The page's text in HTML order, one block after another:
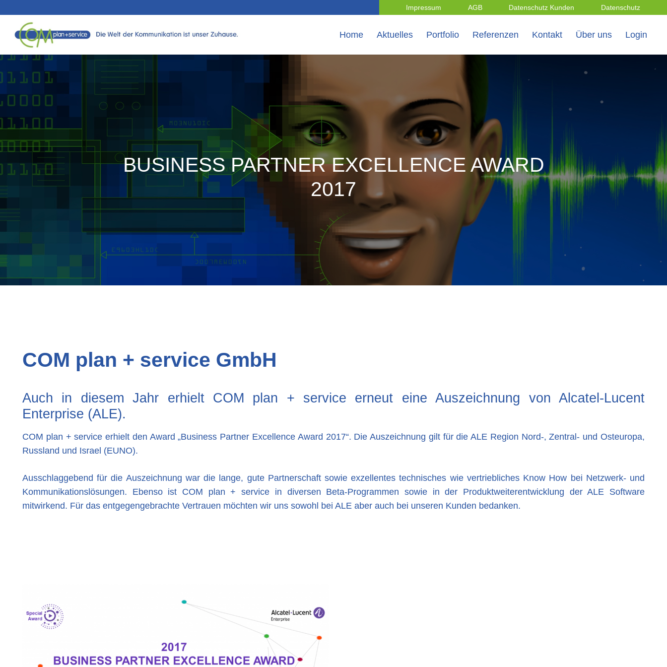
Impressum AGB Datenschutz Kunden Datenschutz
Home Aktuelles Portfolio Referenzen Kontakt Über uns Login
BUSINESS PARTNER EXCELLENCE AWARD
2017
COM plan + service GmbH
Auch in diesem Jahr erhielt COM plan + service erneut eine Auszeichnung von Alcatel-Lucent
Enterprise (ALE).
COM plan + service erhielt den Award „Business Partner Excellence Award 2017“. Die Auszeichnung gilt für die ALE Region Nord-, Zentral- und Osteuropa,
Russland und Israel (EUNO).
Ausschlaggebend für die Auszeichnung war die lange, gute Partnerschaft sowie exzellentes technisches wie vertriebliches Know How bei Netzwerk- und
Kommunikationslösungen. Ebenso ist COM plan + service in diversen Beta-Programmen sowie in der Produktweiterentwicklung der ALE Software
mitwirkend. Für das entgegengebrachte Vertrauen möchten wir uns sowohl bei ALE aber auch bei unseren Kunden bedanken.